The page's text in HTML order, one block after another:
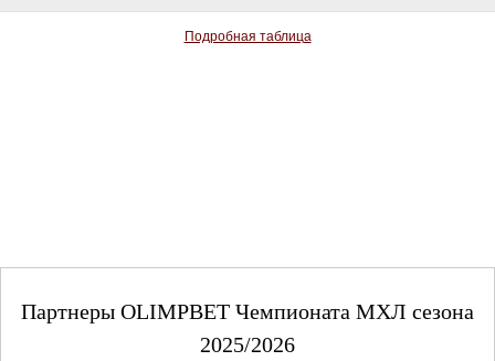
Подробная таблица
Партнеры OLIMPBET Чемпионата МХЛ сезона
2025/2026